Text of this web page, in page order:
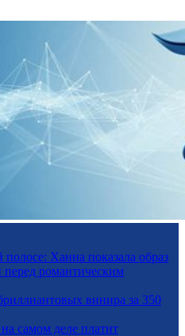
Ханна показала образ
романтическим
винира за 350
самом деле платит